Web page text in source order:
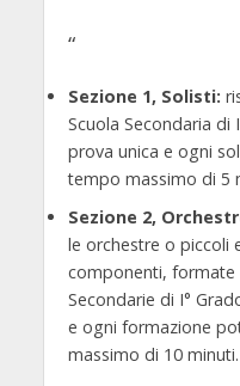
“
Sezione 1, Solisti:
Scuola Secondaria di
prova unica e ogni
tempo massimo di 5
Sezione 2,
le orchestre o piccoli
componenti, formate
Secondarie di I°
e ogni formazione
massimo di 10 minuti.